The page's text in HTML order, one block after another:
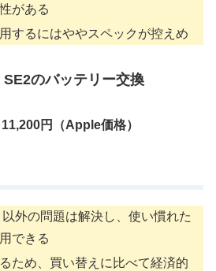
がある
するにはややスペックが控えめ
のバッテリー交換
円（Apple価格）
外の問題は解決し、使い慣れた
できる
ため、買い替えに比べて経済的